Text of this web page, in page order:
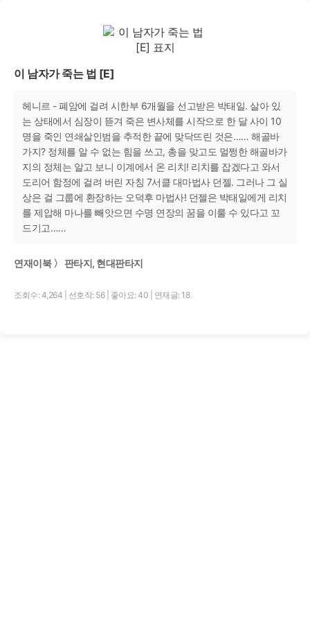
이 남자가 죽는 법 [E]
헤니르 - 폐암에 걸려 시한부 6개월을 선고받은 박태일. 살아 있
는 상태에서 심장이 뜯겨 죽은 변사체를 시작으로 한 달 사이 10
명을 죽인 연쇄살인범을 추적한 끝에 맞닥뜨린 것은…… 해골바
가지? 정체를 알 수 없는 힘을 쓰고, 총을 맞고도 멀쩡한 해골바가
지의 정체는 알고 보니 이계에서 온 리치! 리치를 잡겠다고 와서
도리어 함정에 걸려 버린 자칭 7서클 대마법사 던젤. 그러나 그 실
상은 걸 그룹에 환장하는 오덕후 마법사! 던젤은 박태일에게 리치
를 제압해 마나를 빼앗으면 수명 연장의 꿈을 이룰 수 있다고 꼬
드기고……
연재이북 〉 판타지, 현대판타지
조회수: 4,264 선호작: 56 좋아요: 40 연재글: 18